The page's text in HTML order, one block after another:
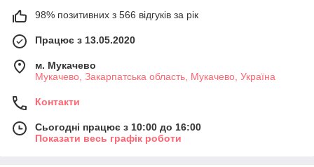
98% позитивних з 566 відгуків за рік
Працює з 13.05.2020
м. Мукачево
Мукачево, Закарпатська область, Мукачево, Україна
Контакти
Сьогодні працює з 10:00 до 16:00
Показати весь графік роботи